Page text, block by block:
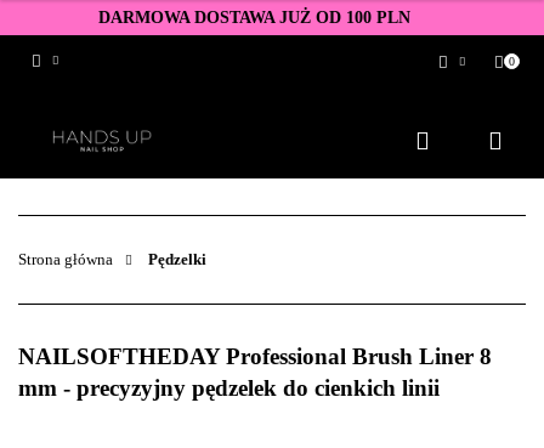
DARMOWA DOSTAWA JUŻ OD 100 PLN
Zarejestruj się
Dodaj zgłoszenie
Zgody cookies
0
Strona główna Pędzelki
NAILSOFTHEDAY Professional Brush Liner 8
mm - precyzyjny pędzelek do cienkich linii